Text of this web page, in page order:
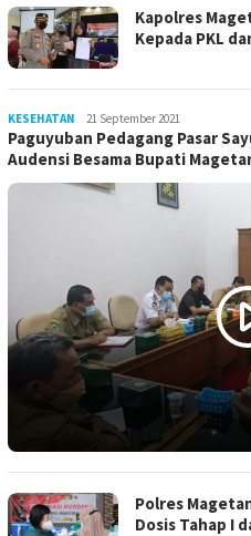
Kapolres
Kepada PKL
KESEHATAN LilikAbdi
21 September 2021
Paguyuban Pedagang Pasar
Audensi Besama Bupati
Polres
Dosis Tahap I